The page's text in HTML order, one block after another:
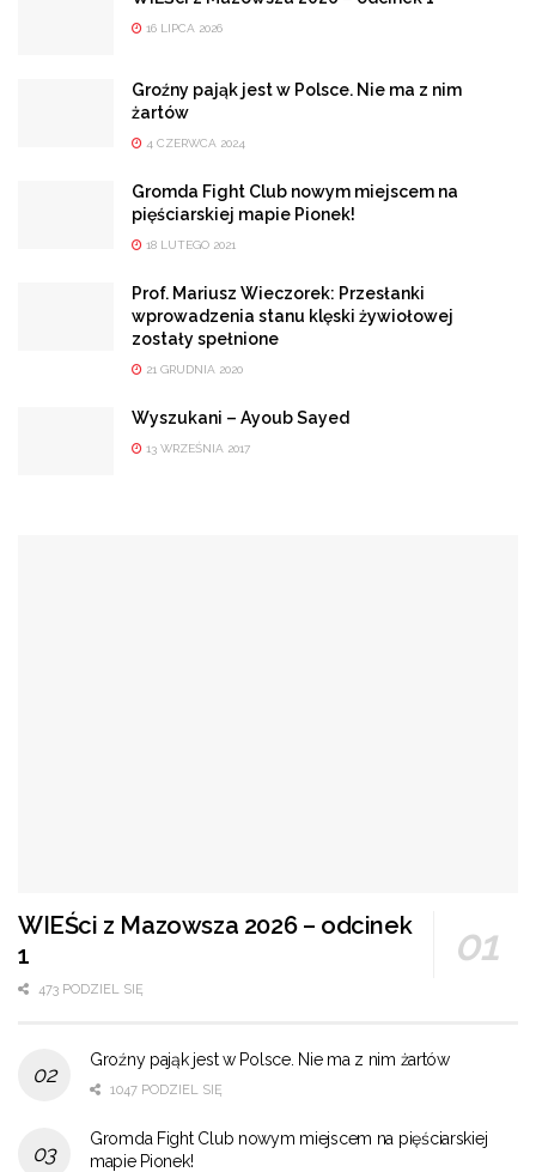
16 LIPCA 2026
Groźny pająk jest w Polsce. Nie ma z nim
żartów
4 CZERWCA 2024
Gromda Fight Club nowym miejscem na
pięściarskiej mapie Pionek!
18 LUTEGO 2021
Prof. Mariusz Wieczorek: Przesłanki
wprowadzenia stanu klęski żywiołowej
zostały spełnione
21 GRUDNIA 2020
Wyszukani – Ayoub Sayed
13 WRZEŚNIA 2017
WIEŚci z Mazowsza 2026 – odcinek
1
473 PODZIEL SIĘ
Groźny pająk jest w Polsce. Nie ma z nim żartów
1047 PODZIEL SIĘ
Gromda Fight Club nowym miejscem na pięściarskiej
mapie Pionek!